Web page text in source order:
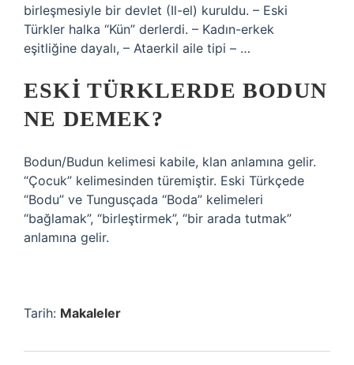
birleşmesiyle bir devlet (Il-el) kuruldu. – Eski
Türkler halka “Kün” derlerdi. – Kadın-erkek
eşitliğine dayalı, – Ataerkil aile tipi – …
ESKI TÜRKLERDE BODUN
NE DEMEK?
Bodun/Budun kelimesi kabile, klan anlamına gelir.
“Çocuk” kelimesinden türemiştir. Eski Türkçede
“Bodu” ve Tungusçada “Boda” kelimeleri
“bağlamak”, “birleştirmek”, “bir arada tutmak”
anlamına gelir.
Tarih: Makaleler